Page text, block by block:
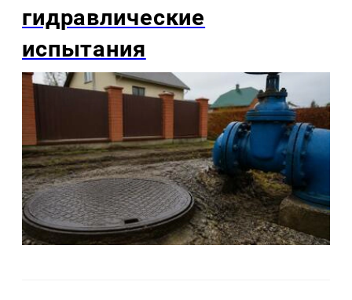
гидравлические
испытания